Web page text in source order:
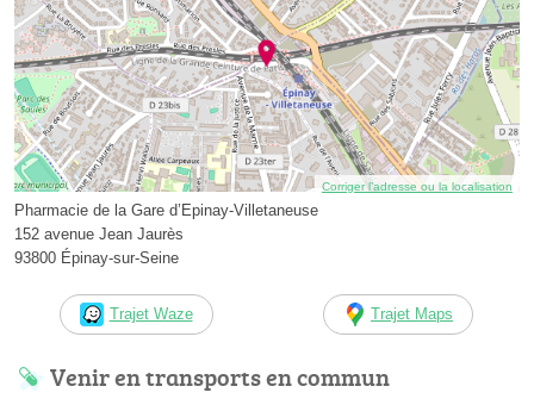
Corriger l’adresse ou la localisation
Pharmacie de la Gare d’Epinay-Villetaneuse
152 avenue Jean Jaurès
93800 Épinay-sur-Seine
Trajet Waze Trajet Maps
Venir en transports en commun